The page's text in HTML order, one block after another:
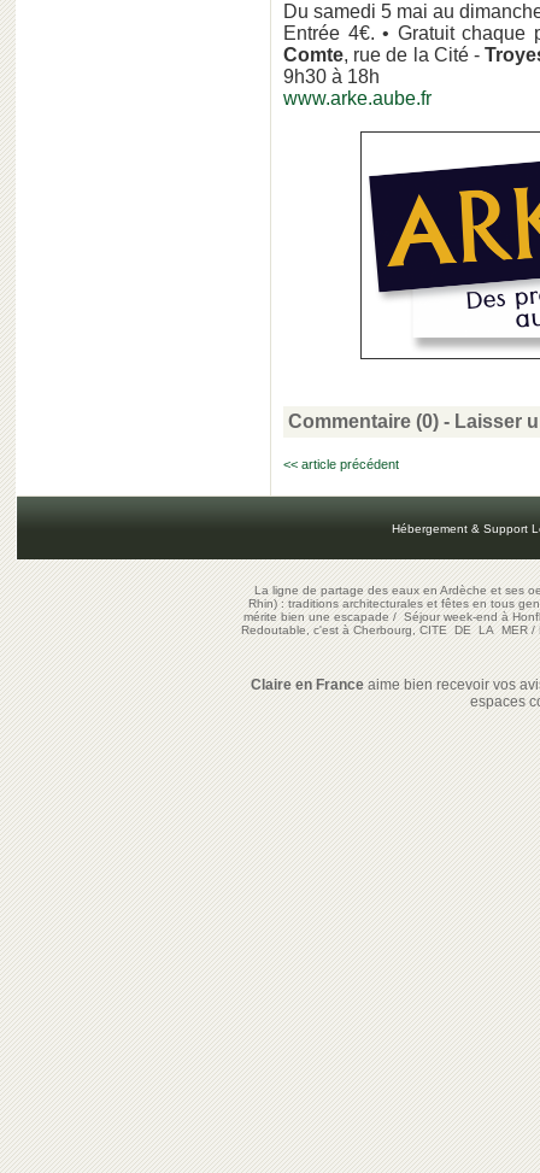
Du samedi 5 mai au
Entrée 4€. • Gratuit
Comte, rue de la Cité -
9h30 à 18h
www.arke.aube.fr
Commentaire (0) - Laisser
<< article précédent
Hébergement & Support
La ligne de partage des eaux en Ardèche et ses
Rhin) : traditions architecturales et fêtes en tous
mérite bien une escapade/Séjour week-end à
Redoutable, c'est à Cherbourg, CITE DE LA MER/
Claire en Franceaime bien recevoir vos
espaces